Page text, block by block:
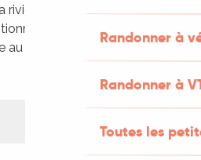
Randonner à
Randonner à
Toutes les
rivière. Les vins sont
possible. Mais
au domaine pour les